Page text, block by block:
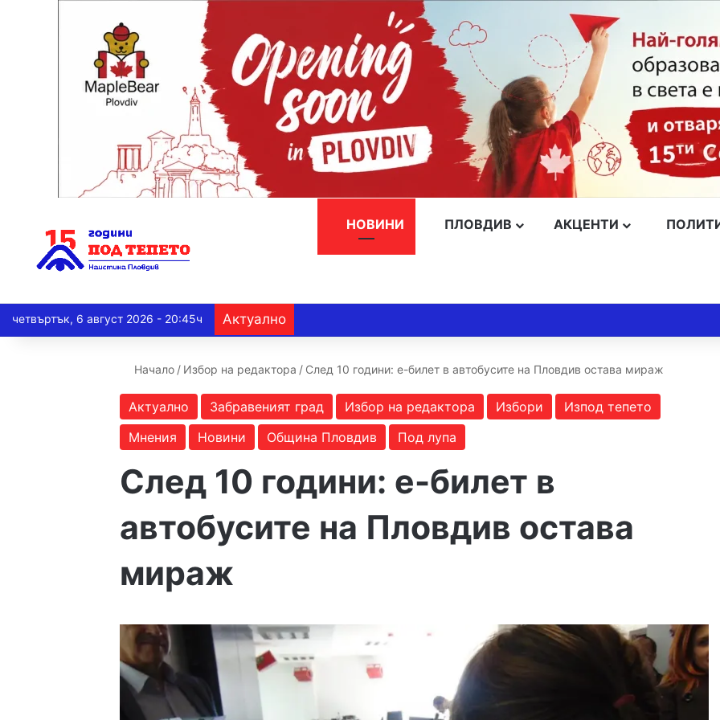
НОВИНИ ПЛОВДИВ АКЦЕНТИ
четвъртък, 6 август 2026 - 20:45ч Актуално
Начало / Избор на редактора / След 10 години: е-билет в автобусите на Пловдив остава мираж
Актуално Забравеният град Избор на редактора Избори
Изпод тепето
Мнения
Новини Община Пловдив Под лупа
След 10 години: е-билет в
автобусите на Пловдив остава
мираж